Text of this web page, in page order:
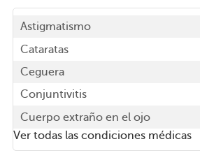
Astigmatismo
Cataratas
Ceguera
Conjuntivitis
Cuerpo extraño en el ojo
Ver todas las condiciones médicas